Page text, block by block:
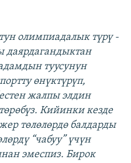
олимпиадалык түрү -
даярдагандыктан
туусунун
өнүктүрүп,
жалпы элдин
Кийинки кезде
төлөлөрдө балдарды
“чабуу” үчүн
эмеспиз. Бирок